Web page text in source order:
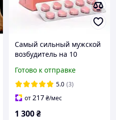
Самый сильный мужской
возбудитель на 10
импотенции для
мужского здоровья
быстродействующий для
стояка
Готово к отправке
5.0 (3)
от217₴/мес
1 300₴